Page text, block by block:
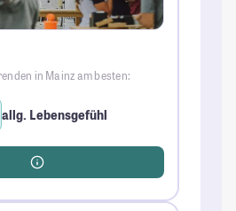
in Mainz am besten:
allg. Lebensgefühl